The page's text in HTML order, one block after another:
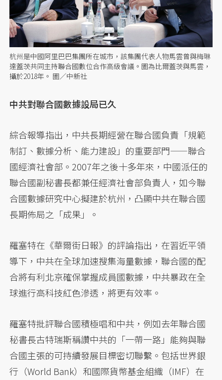
杭州是中國阿里巴巴集團所在城市，該集團代表人物馬雲曾與梅琳
達蓋茨共同主持聯合國數位合作高級會議。圖為比爾蓋茨與馬雲，
攝於2018年。 圖／中新社
中共對聯合國數據設局已久
綜合報導指出，中共長期經營在聯合國負責「規範
制訂、數據分析、能力建設」的重要部門——聯合
國經濟社會部。2007年之後十多年來，中國派任的
聯合國副秘書長都兼任經濟社會部負責人，如今聯
合國數據研究中心擬建於杭州，凸顯中共在聯合國
長期佈局之「成果」。
羅塞特在《華爾街日報》的評論指出，在習近平領
導下，中共在全球加速搜集海量數據，聯合國的配
合將有利北京確保掌握成員國數據，中共暴政在全
球進行高科技紅色滲透，將更有效率。
羅塞特批評聯合國積極唱和中共，例如去年聯合國
秘書長古特瑞斯稱讚中共的「一帶一路」能夠與聯
合國主張的可持續發展目標密切聯繫。包括世界銀
行（World Bank）和國際貨幣基金組織（IMF）在